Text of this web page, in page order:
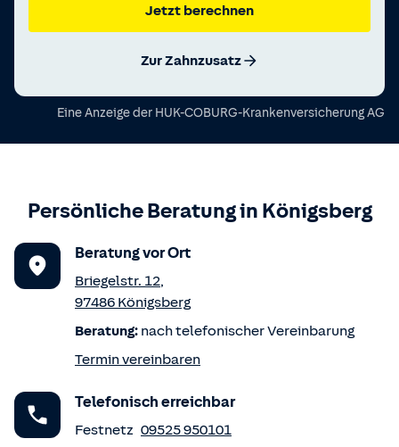
Jetzt berechnen
Zur Zahnzusatz
Eine Anzeige der HUK-COBURG-Krankenversicherung AG
Persönliche Beratung in Königsberg
Beratung vor Ort
Briegelstr. 12,
97486 Königsberg
Beratung: nach telefonischer Vereinbarung
Termin vereinbaren
Telefonisch erreichbar
Festnetz 09525 950101